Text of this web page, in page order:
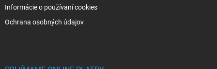
Informácie o používaní cookies
Ochrana osobných údajov